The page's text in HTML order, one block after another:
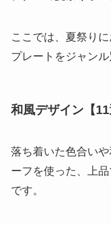
ここでは、夏祭り
プレートをジャンル
和風デザイン【11
落ち着いた色合い
ーフを使った、上
です。